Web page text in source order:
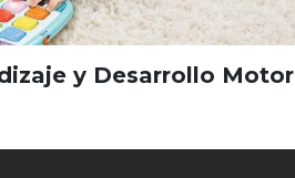
y Desarrollo Motor